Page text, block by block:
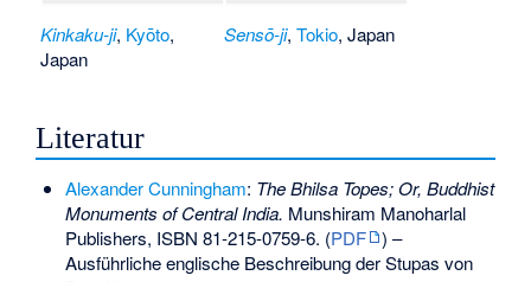
Kinkaku-ji, Kyōto,
Japan
Sensō-ji,Tokio, Japan
Literatur
Alexander Cunningham: The Bhilsa Topes; Or, Buddhist
Monuments of Central India. Munshiram Manoharlal
Publishers, ISBN 81-215-0759-6. (PDF
) –
Ausführliche englische Beschreibung der Stupas von